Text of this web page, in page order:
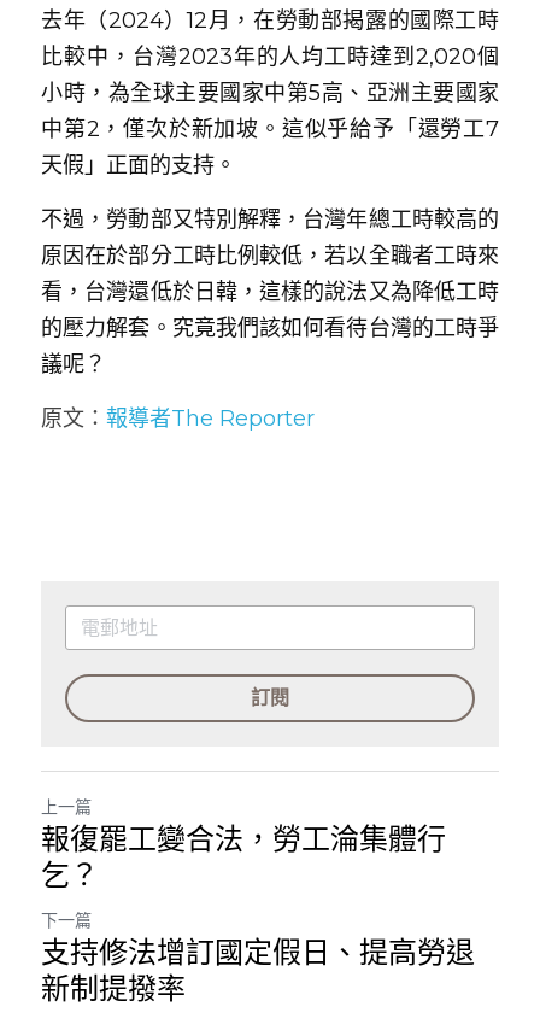
去年（2024）12月，在勞動部揭露的國際工時
比較中，台灣2023年的人均工時達到2,020個
小時，為全球主要國家中第5高、亞洲主要國家
中第2，僅次於新加坡。這似乎給予「還勞工7
天假」正面的支持。
不過，勞動部又特別解釋，台灣年總工時較高的
原因在於部分工時比例較低，若以全職者工時來
看，台灣還低於日韓，這樣的說法又為降低工時
的壓力解套。究竟我們該如何看待台灣的工時爭
議呢？
原文： 報導者The Reporter
訂閱
上一篇
報復罷工變合法，勞工淪集體行
乞？
下一篇
支持修法增訂國定假日、提高勞退
新制提撥率